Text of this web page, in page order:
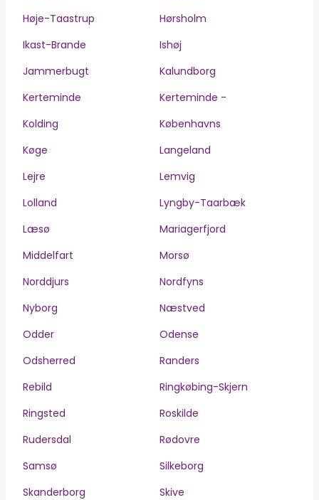
Høje-Taastrup
Hørsholm
Ikast-Brande
Ishøj
Jammerbugt
Kalundborg
Kerteminde
Kerteminde -
Kolding
Københavns
Køge
Langeland
Lejre
Lemvig
Lolland
Lyngby-Taarbæk
Læsø
Mariagerfjord
Middelfart
Morsø
Norddjurs
Nordfyns
Nyborg
Næstved
Odder
Odense
Odsherred
Randers
Rebild
Ringkøbing-Skjern
Ringsted
Roskilde
Rudersdal
Rødovre
Samsø
Silkeborg
Skanderborg
Skive